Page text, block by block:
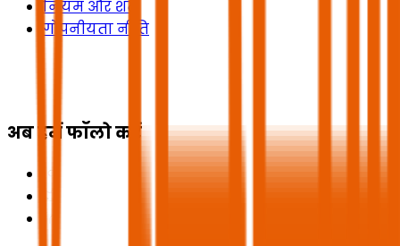
नियम और शर्तें
गोपनीयता नीति
अब हमें फॉलो करें